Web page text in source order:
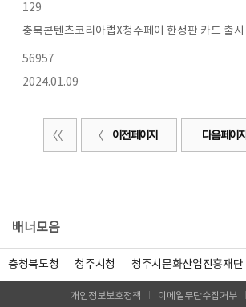
129
충북콘텐츠코리아랩X청주페이 한정판 카드 출시
56957
2024.01.09
이전 페이지 다음 페이지
배너모음
충청북도청 청주시청 청주시문화산업진흥재단
개인정보보호정책 이메일무단수집거부